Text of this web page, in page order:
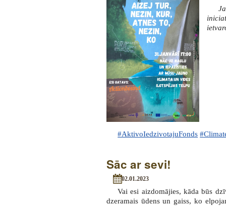
#AktivoIedzivotajuFonds
Sāc ar sevi!
02.01.2023
Vai esi aizdomājies, kāda būs
dzeramais ūdens un gaiss, ko